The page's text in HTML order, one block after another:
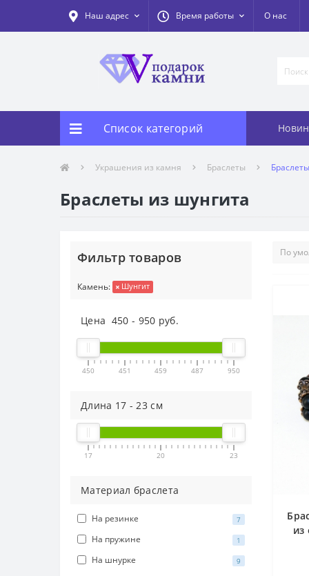
Наш адрес Время работы О нас
Список категорий
Украшения из камня Браслеты
Браслеты из шунгита
Фильтр товаров
Камень: Шунгит
Цена 450 - 950 руб.
450 451 459 487 950
Длина 17 -23см
17 20 23
Материал браслета
На резинке 7
На пружине 1
На шнурке 9
из